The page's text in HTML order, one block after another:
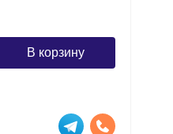
В корзину